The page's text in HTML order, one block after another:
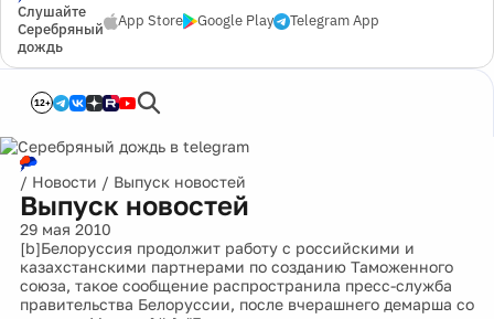
Слушайте
Серебряный
дождь
App Store Google Play Telegram App
12+
/ Новости / Выпуск новостей
Выпуск новостей
29 мая 2010
[b]Белоруссия продолжит работу с российскими и
казахстанскими партнерами по созданию Таможенного
союза, такое сообщение распространила пресс-служба
правительства Белоруссии, после вчерашнего демарша со